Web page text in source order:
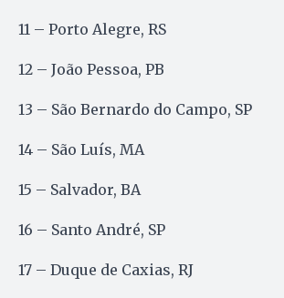
11 – Porto Alegre, RS
12 – João Pessoa, PB
13 – São Bernardo do Campo, SP
14 – São Luís, MA
15 – Salvador, BA
16 – Santo André, SP
17 – Duque de Caxias, RJ